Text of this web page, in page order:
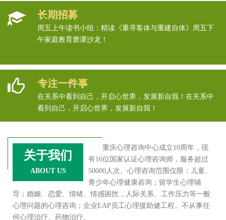
长期招募
周五上午读书小组：精读《重寻客体与重建自体》周五下
午家庭教育磨课沙龙！
专注一件事
在关系中看到自己，开启心世界，发展新自我！在关系中
看到自己，开启心世界，发展新自我！
关于我们
ABOUT US
重庆心理咨询中心成立10周年，现
有16位国家认证心理咨询师，服务超过
50000人次。心理咨询范围仅限：儿童、
青少年心理健康咨询；留学生心理辅
导；婚姻、恋爱、情绪、情感困扰，人际关系、工作压力等一般
心理问题的心理咨询；企业EAP员工心理援助健工程。不从事任
何心理治疗、药物治疗。